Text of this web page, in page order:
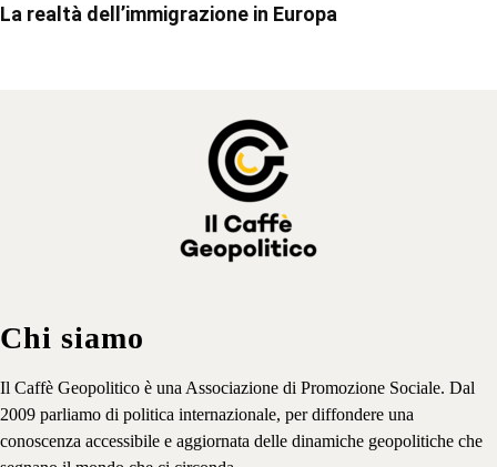
La realtà dell’immigrazione in Europa
Chi siamo
Il Caffè Geopolitico è una Associazione di Promozione Sociale. Dal
2009 parliamo di politica internazionale, per diffondere una
conoscenza accessibile e aggiornata delle dinamiche geopolitiche che